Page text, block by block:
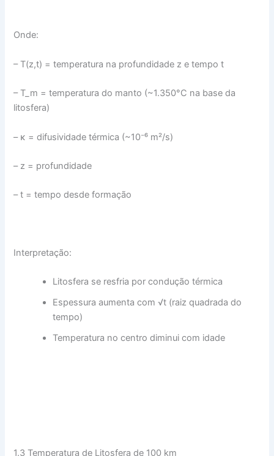
Onde:
– T(z,t) = temperatura na profundidade z e tempo t
– T_m = temperatura do manto (~1.350°C na base da
litosfera)
– κ = difusividade térmica (~10⁻⁶ m²/s)
– z = profundidade
– t = tempo desde formação
Interpretação:
Litosfera se resfria por condução térmica
Espessura aumenta com √t (raiz quadrada do
tempo)
Temperatura no centro diminui com idade
1.3 Temperatura de Litosfera de 100 km